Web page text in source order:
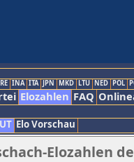
INA ITA JPN MKD LTU NED POL
Elozahlen FAQ
Elo Vorschau
Elozahlen